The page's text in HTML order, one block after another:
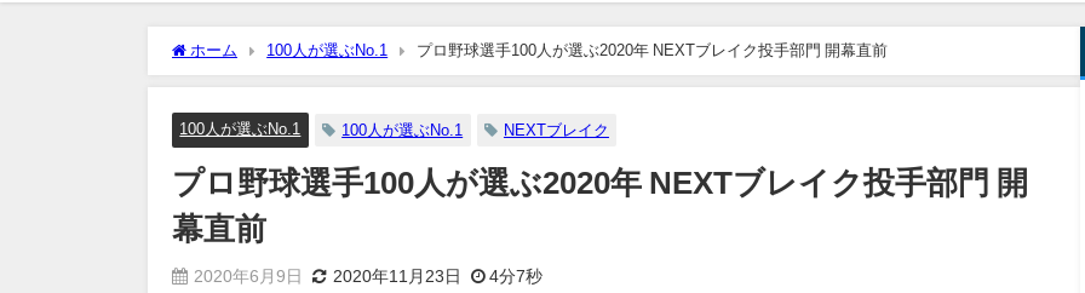
ホーム 100人が選ぶNo.1 プロ野球選手100人が選ぶ2020年 NEXTブレイク投手部門 開幕直前
100人が選ぶNo.1 100人が選ぶNo.1 NEXTブレイク
プロ野球選手100人が選ぶ2020年 NEXTブレイク投手部門 開
幕直前
2020年6月9日 2020年11月23日 4分7秒